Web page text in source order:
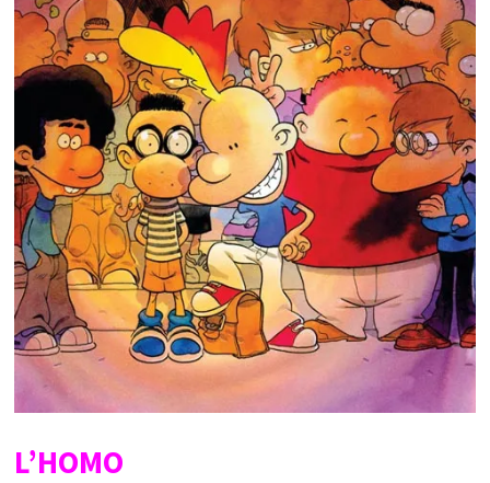
L’HOMO